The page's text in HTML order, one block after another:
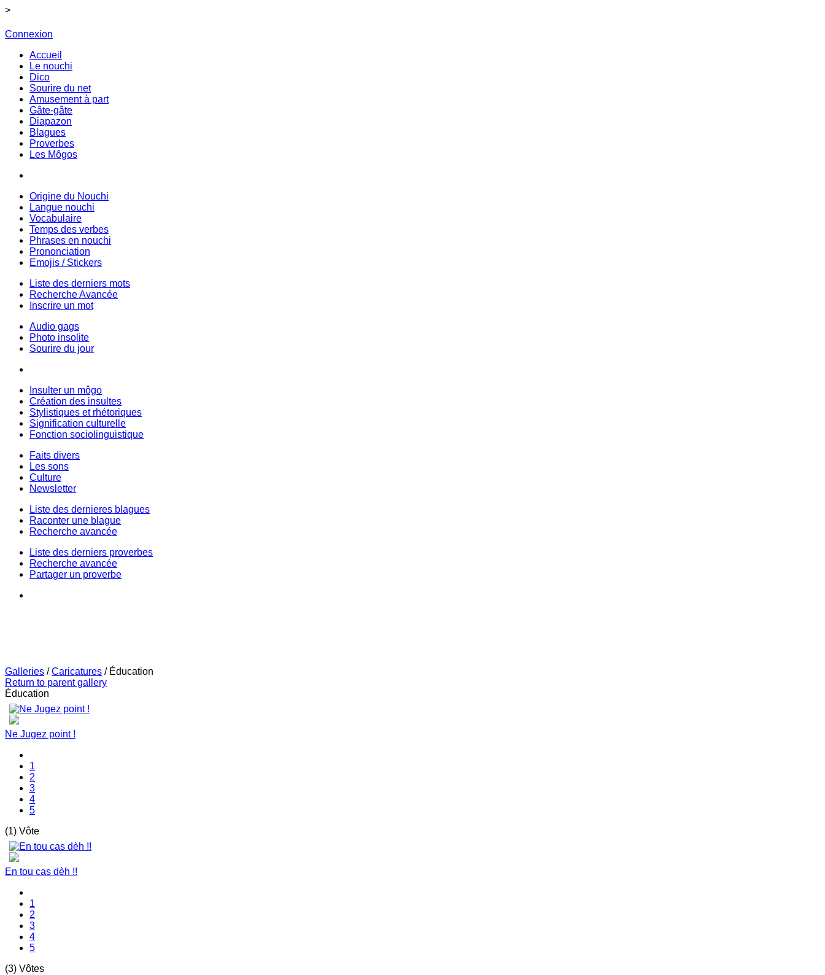
>
Connexion
Accueil
Le nouchi
Dico
Sourire du net
Amusement à part
Gâte-gâte
Diapazon
Blagues
Proverbes
Les Môgos
Origine du Nouchi
Langue nouchi
Vocabulaire
Temps des verbes
Phrases en nouchi
Prononciation
Emojis / Stickers
Liste des derniers mots
Recherche Avancée
Inscrire un mot
Audio gags
Photo insolite
Sourire du jour
Insulter un môgo
Création des insultes
Stylistiques et rhétoriques
Signification culturelle
Fonction sociolinguistique
Faits divers
Les sons
Culture
Newsletter
Liste des dernieres blagues
Raconter une blague
Recherche avancée
Liste des derniers proverbes
Recherche avancée
Partager un proverbe
Galleries /Caricatures / Éducation
Return to parent gallery
Éducation
Ne Jugez point !
1
2
3
4
5
(1) Vôte
En tou cas dèh !!
1
2
3
4
5
(3) Vôtes